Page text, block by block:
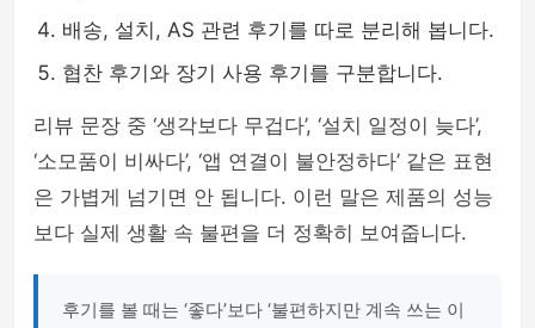
배송, 설치, AS 관련 후기를 따로 분리해 봅니다.
협찬 후기와 장기 사용 후기를 구분합니다.
리뷰 문장 중 ‘생각보다 무겁다’, ‘설치 일정이 늦다’,
‘소모품이 비싸다’, ‘앱 연결이 불안정하다’ 같은 표현
은 가볍게 넘기면 안 됩니다. 이런 말은 제품의 성능
보다 실제 생활 속 불편을 더 정확히 보여줍니다.
후기를 볼 때는 ‘좋다’보다 ‘불편하지만 계속 쓰는 이